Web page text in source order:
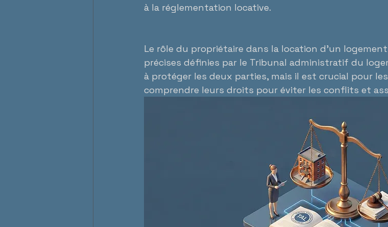
à la réglementation locative.
Le rôle du propriétaire dans la location d’un
précises définies par le Tribunal administratif du
à protéger les deux parties, mais il est crucial pour
comprendre leurs droits pour éviter les conflits et